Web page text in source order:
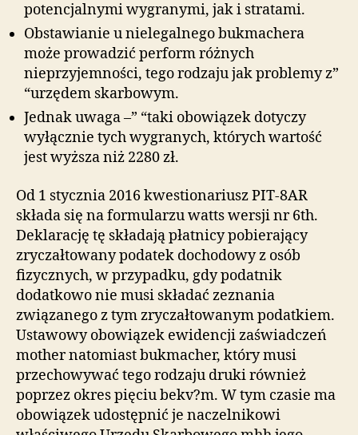
potencjalnymi wygranymi, jak i stratami.
Obstawianie u nielegalnego bukmachera
może prowadzić perform różnych
nieprzyjemności, tego rodzaju jak problemy z”
“urzędem skarbowym.
Jednak uwaga –” “taki obowiązek dotyczy
wyłącznie tych wygranych, których wartość
jest wyższa niż 2280 zł.
Od 1 stycznia 2016 kwestionariusz PIT-8AR
składa się na formularzu watts wersji nr 6th.
Deklarację tę składają płatnicy pobierający
zryczałtowany podatek dochodowy z osób
fizycznych, w przypadku, gdy podatnik
dodatkowo nie musi składać zeznania
związanego z tym zryczałtowanym podatkiem.
Ustawowy obowiązek ewidencji zaświadczeń
mother natomiast bukmacher, który musi
przechowywać tego rodzaju druki również
poprzez okres pięciu bekv?m. W tym czasie ma
obowiązek udostępnić je naczelnikowi